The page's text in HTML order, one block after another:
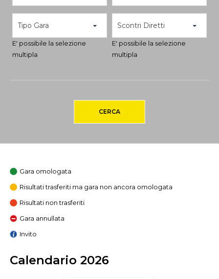
Tipo Gara
E' possibile la selezione
multipla
Scontri Diretti
E' possibile la selezione
multipla
CERCA
Gara omologata
Risultati trasferiti ma gara non ancora omologata
Risultati non trasferiti
Gara annullata
Invito
Calendario 2026